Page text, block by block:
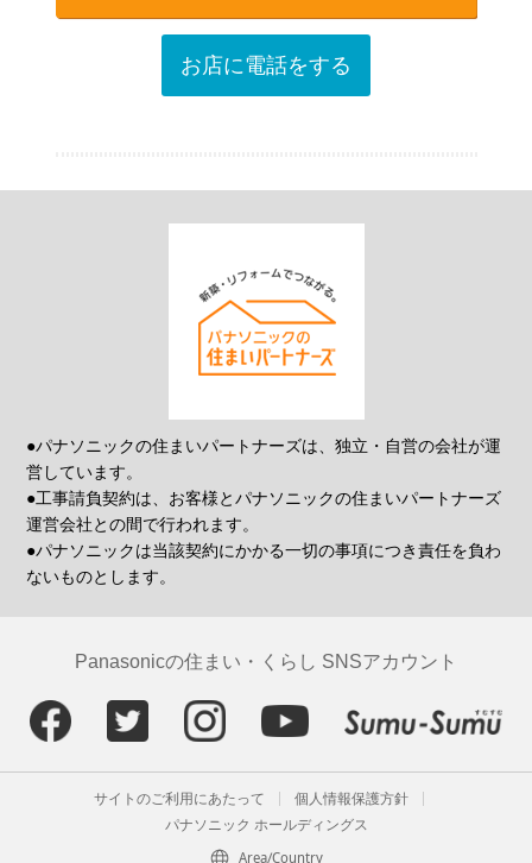
お店に電話をする
●パナソニックの住まいパートナーズは、独立・自営の会社が運
営しています。
●工事請負契約は、お客様とパナソニックの住まいパートナーズ
運営会社との間で行われます。
●パナソニックは当該契約にかかる一切の事項につき責任を負わ
ないものとします。
Panasonicの住まい・くらし SNSアカウント
サイトのご利用にあたって
個人情報保護方針
パナソニック ホールディングス
Area/Country